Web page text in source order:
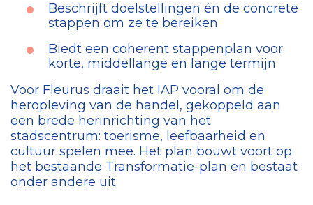
Beschrijft doelstellingen én de concrete
stappen om ze te bereiken
Biedt een coherent stappenplan voor
korte, middellange en lange termijn
Voor Fleurus draait het IAP vooral om de
heropleving van de handel, gekoppeld aan
een brede herinrichting van het
stadscentrum: toerisme, leefbaarheid en
cultuur spelen mee. Het plan bouwt voort op
het bestaande Transformatie-plan en bestaat
onder andere uit: